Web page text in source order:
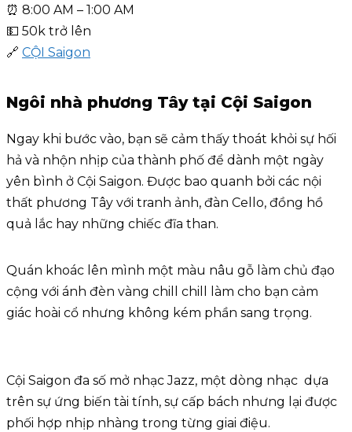
⏰ 8:00 AM – 1:00 AM
💵 50k trở lên
🔗 CỘI Saigon
Ngôi nhà phương Tây tại Cội Saigon
Ngay khi bước vào, bạn sẽ cảm thấy thoát khỏi sự hối
hả và nhộn nhịp của thành phố để dành một ngày
yên bình ở Cội Saigon. Được bao quanh bởi các nội
thất phương Tây với tranh ảnh, đàn Cello, đồng hồ
quả lắc hay những chiếc đĩa than.
Quán khoác lên mình một màu nâu gỗ làm chủ đạo
cộng với ánh đèn vàng chill chill làm cho bạn cảm
giác hoài cổ nhưng không kém phần sang trọng.
Cội Saigon đa số mở nhạc Jazz, một dòng nhạc dựa
trên sự ứng biến tài tính, sự cấp bách nhưng lại được
phối hợp nhịp nhàng trong từng giai điệu.